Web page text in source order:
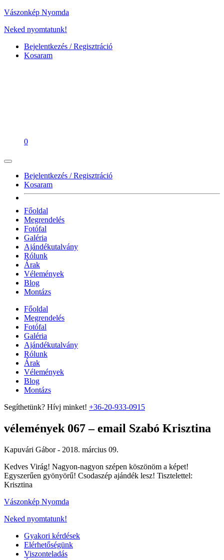
Vászonkép Nyomda
Neked nyomtatunk!
Bejelentkezés / Regisztráció
Kosaram
0
Bejelentkezés / Regisztráció
Kosaram
Főoldal
Megrendelés
Fotófal
Galéria
Ajándékutalvány
Rólunk
Árak
Vélemények
Blog
Montázs
Főoldal
Megrendelés
Fotófal
Galéria
Ajándékutalvány
Rólunk
Árak
Vélemények
Blog
Montázs
Segíthetünk? Hívj minket! +36-20-933-0915
vélemények 067 – email Szabó Krisztina
Kapuvári Gábor - 2018. március 09.
Kedves Virág! Nagyon-nagyon szépen köszönöm a képet!
Egyszerűen gyönyörű! Csodaszép ajándék lesz! Tisztelettel:
Krisztina
Vászonkép Nyomda
Neked nyomtatunk!
Gyakori kérdések
Elérhetőségünk
Viszonteladás